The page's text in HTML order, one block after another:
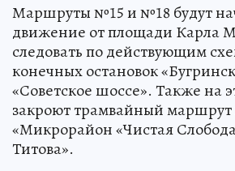
Маршруты №15 и №18 будут
движение от площади Карла
следовать по действующим
конечных остановок
«Советское шоссе». Также на
закроют трамвайный
«Микрорайон «Чистая
Титова».